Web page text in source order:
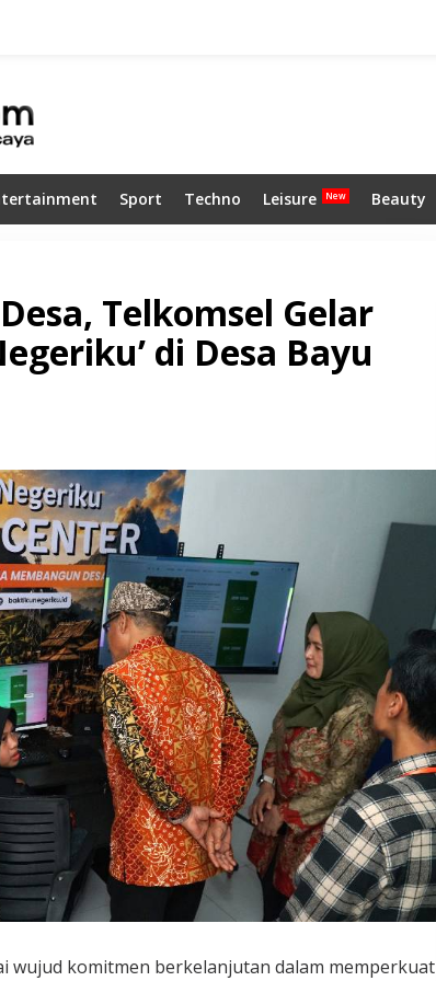
Sport Techno Leisure Beauty
Telkomsel Gelar
di Desa Bayu
wujud komitmen berkelanjutan dalam memperkuat